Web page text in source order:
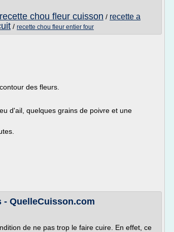
recette chou fleur cuisson / recette a
/ recette chou fleur entier four
des fleurs.
d'ail, quelques grains de poivre et une
- QuelleCuisson.com
de ne pas trop le faire cuire. En effet, ce